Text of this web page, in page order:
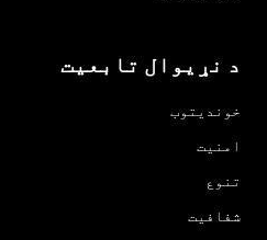
د نړیوال تابعیت
خوندیتوب
امنیت
تنوع
شفافیت